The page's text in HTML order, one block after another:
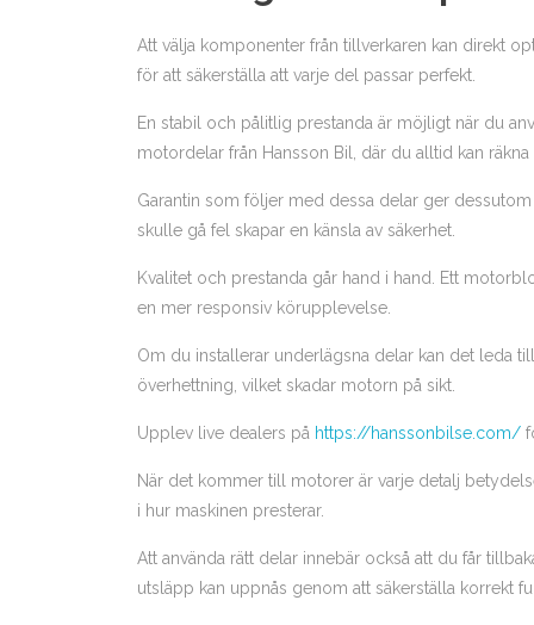
Att välja komponenter från tillverkaren kan direkt
för att säkerställa att varje del passar perfekt.
En stabil och pålitlig prestanda är möjligt när du
motordelar från Hansson Bil, där du alltid kan
Garantin som följer med dessa delar ger
skulle gå fel skapar en känsla av säkerhet.
Kvalitet och prestanda går hand i hand. Ett
en mer responsiv körupplevelse.
Om du installerar underlägsna delar kan det leda
överhettning, vilket skadar motorn på sikt.
Upplev live dealers på https://hanssonbilse.com/
När det kommer till motorer är varje detalj
i hur maskinen presterar.
Att använda rätt delar innebär också att du får
utsläpp kan uppnås genom att säkerställa korrekt